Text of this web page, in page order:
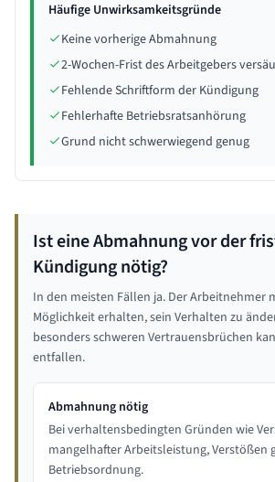
Häufige Unwirksamkeitsgründe
Keine vorherige Abmahnung
2-Wochen-Frist des Arbeitgebers
Fehlende Schriftform der Kündigung
Fehlerhafte Betriebsratsanhörung
Grund nicht schwerwiegend genug
Ist eine Abmahnung vor der
Kündigung nötig?
In den meisten Fällen ja. Der Arbeitnehmer
Möglichkeit erhalten, sein Verhalten zu
besonders schweren Vertrauensbrüchen
entfallen.
Abmahnung nötig
Bei verhaltensbedingten Gründen wie
mangelhafter Arbeitsleistung, Verstößen
Betriebsordnung.